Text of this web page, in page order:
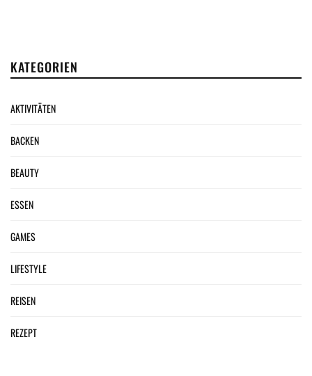
KATEGORIEN
AKTIVITÄTEN
BACKEN
BEAUTY
ESSEN
GAMES
LIFESTYLE
REISEN
REZEPT